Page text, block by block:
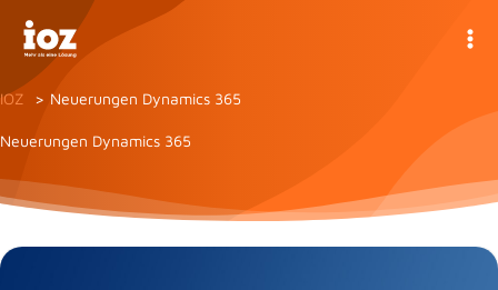
Inhalt
springen
IOZ Neuerungen Dynamics 365
Neuerungen Dynamics 365